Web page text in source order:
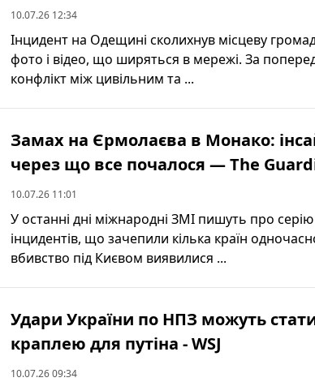
10.07.26 12:34
Інцидент на Одещині сколихнув місцеву
фото і відео, що ширяться в мережі. За
конфлікт між цивільним та ...
Замах на Єрмолаєва в Монако:
через що все почалося — The
10.07.26 11:01
У останні дні міжнародні ЗМІ пишуть про
інцидентів, що зачепили кілька країн
вбивство під Києвом виявилися ...
Удари України по НПЗ можуть
краплею для путіна - WSJ
10.07.26 09:34